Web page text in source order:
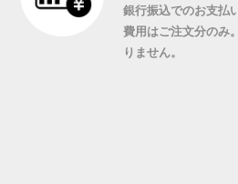
銀行振込でのお支払
費用はご注文分のみ
りません。